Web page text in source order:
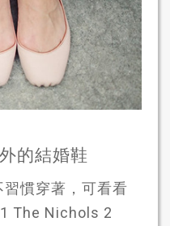
的結婚鞋
慣穿著，可看看
The Nichols 2